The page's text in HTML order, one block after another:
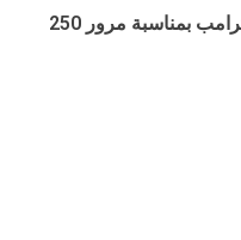
عملة معدنية تذكارية تحمل صورة ترامب بمناسبة مرور 250